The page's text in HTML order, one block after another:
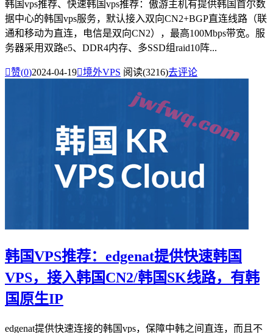
韩国vps推荐、快速韩国vps推荐：傲游主机有提供韩国首尔数
据中心的韩国vps服务，默认接入双向CN2+BGP直连线路（联
通和移动为直连，电信是双向CN2），最高100Mbps带宽。服
务器采用双路e5、DDR4内存、多SSD组raid10阵...
赞(0)2024-04-19境外VPS 阅读(3216)去评论
韩国VPS推荐：edgenat提供快速韩国
VPS，接入韩国CN2/韩国SK线路，有韩
国原生IP
edgenat提供快速连接的韩国vps，保障中韩之间直连，而且不